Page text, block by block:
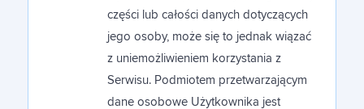
części lub całości danych dotyczących
jego osoby, może się to jednak wiązać
z uniemożliwieniem korzystania z
Serwisu. Podmiotem przetwarzającym
dane osobowe Użytkownika jest